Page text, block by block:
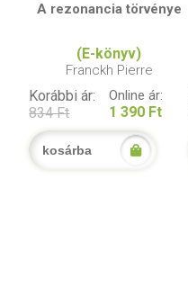
A rezonancia törvénye
(E-könyv)
Franckh Pierre
Korábbi ár:
834 Ft
Online ár:
1 390 Ft
kosárba